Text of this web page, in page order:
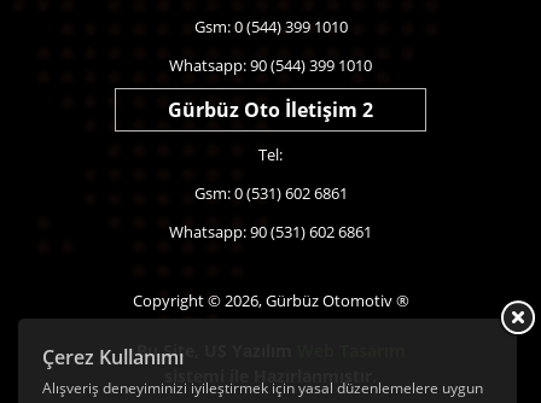
Çerez Kullanımı
Alışveriş deneyiminizi iyileştirmek için yasal düzenlemelere uygun
Gsm: 0 (544) 399 1010
Whatsapp: 90 (544) 399 1010
Gürbüz Oto İletişim 2
Tel:
Gsm: 0 (531) 602 6861
Whatsapp: 90 (531) 602 6861
Copyright © 2026, Gürbüz Otomotiv ®
Bu Site,